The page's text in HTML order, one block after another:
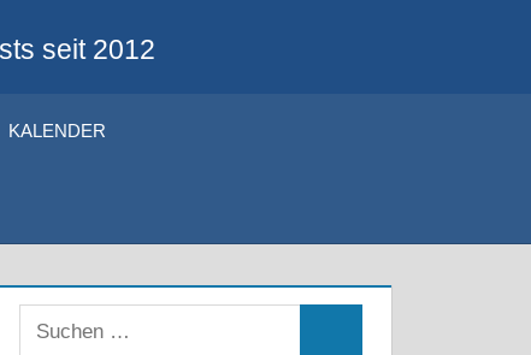
seit 2012
KALENDER
Suchen